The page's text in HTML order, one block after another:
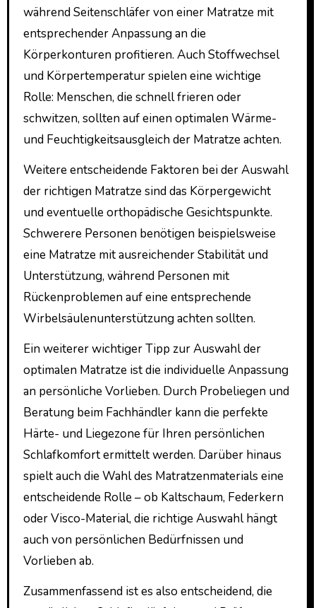
während Seitenschläfer von einer Matratze mit
entsprechender Anpassung an die
Körperkonturen profitieren. Auch Stoffwechsel
und Körpertemperatur spielen eine wichtige
Rolle: Menschen, die schnell frieren oder
schwitzen, sollten auf einen optimalen Wärme-
und Feuchtigkeitsausgleich der Matratze achten.
Weitere entscheidende Faktoren bei der Auswahl
der richtigen Matratze sind das Körpergewicht
und eventuelle orthopädische Gesichtspunkte.
Schwerere Personen benötigen beispielsweise
eine Matratze mit ausreichender Stabilität und
Unterstützung, während Personen mit
Rückenproblemen auf eine entsprechende
Wirbelsäulenunterstützung achten sollten.
Ein weiterer wichtiger Tipp zur Auswahl der
optimalen Matratze ist die individuelle Anpassung
an persönliche Vorlieben. Durch Probeliegen und
Beratung beim Fachhändler kann die perfekte
Härte- und Liegezone für Ihren persönlichen
Schlafkomfort ermittelt werden. Darüber hinaus
spielt auch die Wahl des Matratzenmaterials eine
entscheidende Rolle – ob Kaltschaum, Federkern
oder Visco-Material, die richtige Auswahl hängt
auch von persönlichen Bedürfnissen und
Vorlieben ab.
Zusammenfassend ist es also entscheidend, die